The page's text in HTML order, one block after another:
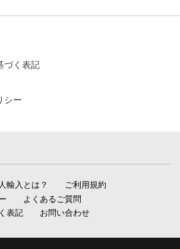
づく表記
シー
輸入とは？
ご利用規約
よくあるご質問
表記
お問い合わせ